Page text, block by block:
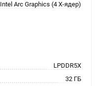
Intel Arc Graphics (4 X-ядер)
LPDDR5X
32 ГБ